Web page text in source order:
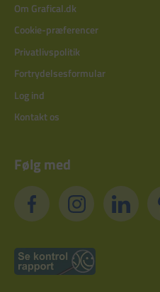
Om Grafical.dk
Cookie-præferencer
Privatlivspolitik
Fortrydelsesformular
Log ind
Kontakt os
Følg med